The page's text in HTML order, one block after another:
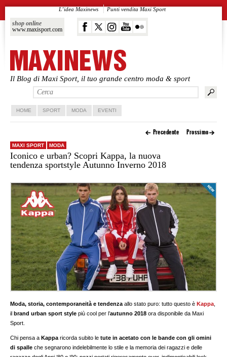
Il Blog di Maxi Sport, il tuo grande centro moda & sport
shop online
www.maxisport.com
L’idea Maxinews Punti vendita Maxi Sport
Vai al contenuto principale
Vai al contenuto secondario
HOME SPORT MODA EVENTI
Precedente Prossimo
MAXI SPORT MODA
Iconico e urban? Scopri Kappa, la nuova
tendenza sportstyle Autunno Inverno 2018
Moda, storia, contemporaneità e tendenza allo stato puro: tutto questo èKappa
ilbrand urban sport style più cool per l’autunno 2018 ora disponibile da Maxi
Sport.
Chi pensa aKappa ricorda subito letute in acetato con le bande con gli omini
di spalleche segnarono indelebilmente lo stile e la memoria dei ragazzi e delle